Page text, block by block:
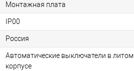
Монтажная плата
IP00
Россия
Автоматические выключатели в литом
корпусе